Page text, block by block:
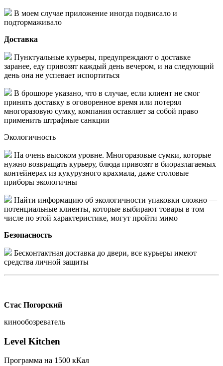
В моем случае приложение иногда подвисало и
подтормаживало
Доставка
Пунктуальные курьеры, предупреждают о доставке
заранее, еду привозят каждый день вечером, и на следующий
день она не успевает испортиться
В брошюре указано, что в случае, если клиент не смог
принять доставку в оговоренное время или потерял
многоразовую сумку, компания оставляет за собой право
применить штрафные санкции
Экологичность
На очень высоком уровне. Многоразовые сумки, которые
нужно возвращать курьеру, блюда привозят в биоразлагаемых
контейнерах из кукурузного крахмала, даже столовые
приборы экологичны
Найти информацию об экологичности упаковки сложно —
потенциальные клиенты, которые выбирают товары в том
числе по этой характеристике, могут пройти мимо
Безопасность
Бесконтактная доставка до двери, все курьеры имеют
средства личной защиты
Стас Погорский
кинообозреватель
Level Kitchen
Программа на 1500 кКал